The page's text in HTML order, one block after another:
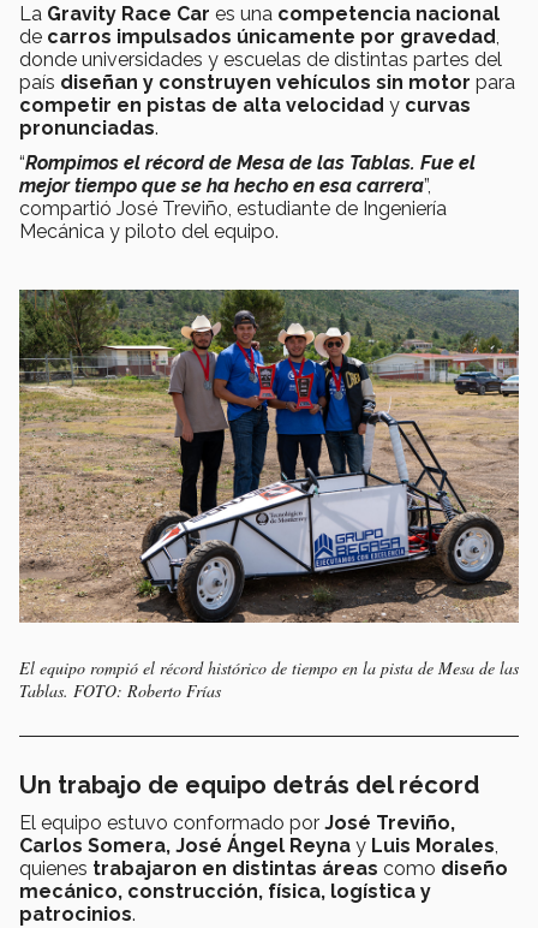
La Gravity Race Car es una competencia nacional
de carros impulsados únicamente por gravedad
donde universidades y escuelas de distintas partes del
país diseñan y construyen vehículos sin motor para
competir en pistas de alta velocidad y curvas
pronunciadas.
“Rompimos el récord de Mesa de las Tablas. Fue el
mejor tiempo que se ha hecho en esa carrera”,
compartió José Treviño, estudiante de Ingeniería
Mecánica y piloto del equipo.
El equipo rompió el récord histórico de tiempo en la pista de Mesa de las
Tablas. FOTO: Roberto Frías
Un trabajo de equipo detrás del récord
El equipo estuvo conformado por José Treviño,
Carlos Somera, José Ángel Reyna y Luis Morales,
quienes trabajaron en distintas áreas como diseño
mecánico, construcción, física, logística y
patrocinios.